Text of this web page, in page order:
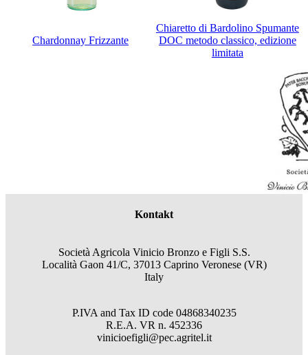
Chardonnay Frizzante
Chiaretto di Bardolino Spumante
DOC metodo classico, edizione
limitata
Kontakt
Società Agricola Vinicio Bronzo e Figli S.S.
Località Gaon 41/C, 37013 Caprino Veronese (VR)
Italy
P.IVA and Tax ID code 04868340235
R.E.A. VR n. 452336
vinicioefigli@pec.agritel.it